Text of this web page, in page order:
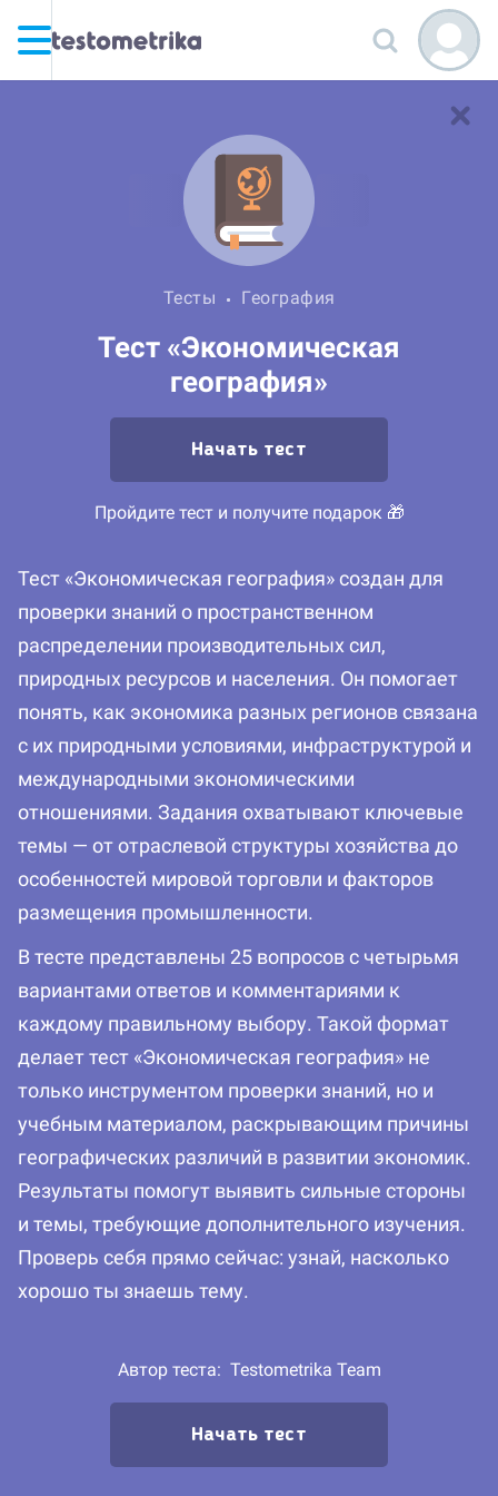
Тесты География
Тест «Экономическая
география»
Начать тест
Пройдите тест и получите подарок 🎁
Тест «Экономическая география» создан для
проверки знаний о пространственном
распределении производительных сил,
природных ресурсов и населения. Он помогает
понять, как экономика разных регионов связана
с их природными условиями, инфраструктурой и
международными экономическими
отношениями. Задания охватывают ключевые
темы — от отраслевой структуры хозяйства до
особенностей мировой торговли и факторов
размещения промышленности.
В тесте представлены 25 вопросов с четырьмя
вариантами ответов и комментариями к
каждому правильному выбору. Такой формат
делает тест «Экономическая география» не
только инструментом проверки знаний, но и
учебным материалом, раскрывающим причины
географических различий в развитии экономик.
Результаты помогут выявить сильные стороны
и темы, требующие дополнительного изучения.
Проверь себя прямо сейчас: узнай, насколько
хорошо ты знаешь тему.
Автор теста: Testometrika Team
Начать тест